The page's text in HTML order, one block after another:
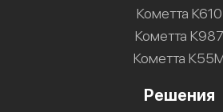
Кометта К610
Кометта К987
Кометта
Решения